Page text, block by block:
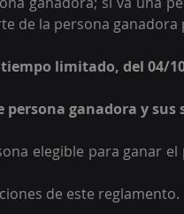
de la persona
limitado, del 04/
persona ganadora y sus
elegible para ganar
de este reglamento.